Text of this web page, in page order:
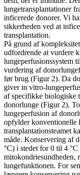
lungetransplantationer
inficerede donorer. Vi
sikkerheden ved at
transplantation.
På grund af
udfordrende at vurdere
lungeperfusionssystem
vurdering af
før brug (Figur 2). Da
giver in vitro-
af specifikke biologiske
donorlunge (Figur 2).
lungeperfusion af
opfylder konventionelle
transplantationsteamet
måde. Konservering af
°C) i stedet for 0 til 4
mitokondriesundheden,
lungefunktionen. For